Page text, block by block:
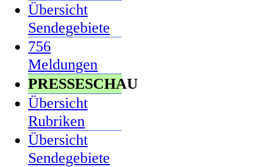
Übersicht
Sendegebiete
756
Meldungen
PRESSESCHAU
Übersicht
Rubriken
Übersicht
Sendegebiete